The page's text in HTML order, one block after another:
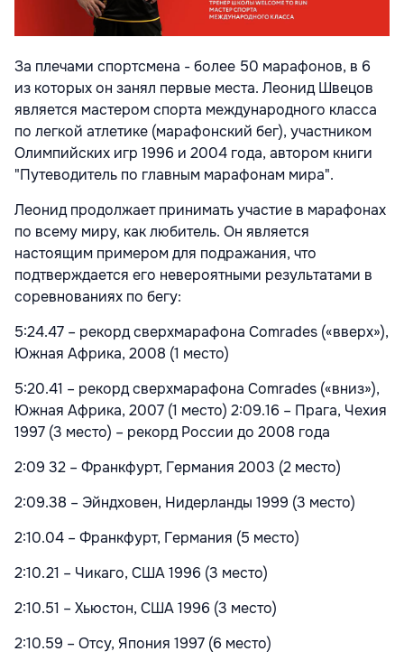
За плечами спортсмена - более 50 марафонов, в 6
из которых он занял первые места. Леонид Швецов
является мастером спорта международного класса
по легкой атлетике (марафонский бег), участником
Олимпийских игр 1996 и 2004 года, автором книги
"Путеводитель по главным марафонам мира".
Леонид продолжает принимать участие в марафонах
по всему миру, как любитель. Он является
настоящим примером для подражания, что
подтверждается его невероятными результатами в
соревнованиях по бегу:
5:24.47 – рекорд сверхмарафона Comrades («вверх»),
Южная Африка, 2008 (1 место)
5:20.41 – рекорд сверхмарафона Comrades («вниз»),
Южная Африка, 2007 (1 место) 2:09.16 – Прага, Чехия
1997 (3 место) – рекорд России до 2008 года
2:09 32 – Франкфурт, Германия 2003 (2 место)
2:09.38 – Эйндховен, Нидерланды 1999 (3 место)
2:10.04 – Франкфурт, Германия (5 место)
2:10.21 – Чикаго, США 1996 (3 место)
2:10.51 – Хьюстон, США 1996 (3 место)
2:10.59 – Отсу, Япония 1997 (6 место)